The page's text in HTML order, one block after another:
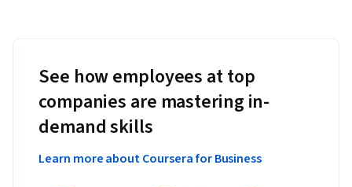
See how employees at top
companies are mastering in-
demand skills
Learn more about Coursera for Business